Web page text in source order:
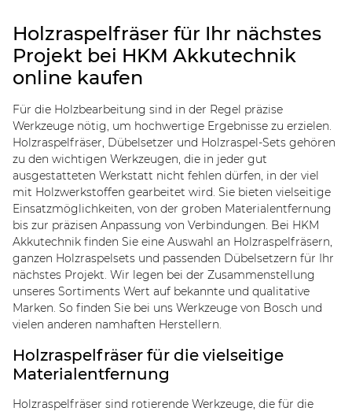
Holzraspelfräser für Ihr nächstes
Projekt bei HKM Akkutechnik
online kaufen
Für die Holzbearbeitung sind in der Regel präzise
Werkzeuge nötig, um hochwertige Ergebnisse zu erzielen.
Holzraspelfräser, Dübelsetzer und Holzraspel-Sets gehören
zu den wichtigen Werkzeugen, die in jeder gut
ausgestatteten Werkstatt nicht fehlen dürfen, in der viel
mit Holzwerkstoffen gearbeitet wird. Sie bieten vielseitige
Einsatzmöglichkeiten, von der groben Materialentfernung
bis zur präzisen Anpassung von Verbindungen. Bei HKM
Akkutechnik finden Sie eine Auswahl an Holzraspelfräsern,
ganzen Holzraspelsets und passenden Dübelsetzern für Ihr
nächstes Projekt. Wir legen bei der Zusammenstellung
unseres Sortiments Wert auf bekannte und qualitative
Marken. So finden Sie bei uns Werkzeuge von Bosch und
vielen anderen namhaften Herstellern.
Holzraspelfräser für die vielseitige
Materialentfernung
Holzraspelfräser sind rotierende Werkzeuge, die für die